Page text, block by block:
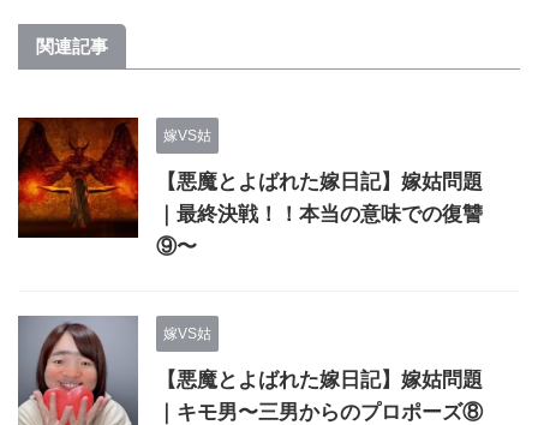
関連記事
嫁VS姑
【悪魔とよばれた嫁日記】嫁姑問題
｜最終決戦！！本当の意味での復讐
⑨〜
嫁VS姑
【悪魔とよばれた嫁日記】嫁姑問題
｜キモ男〜三男からのプロポーズ⑧